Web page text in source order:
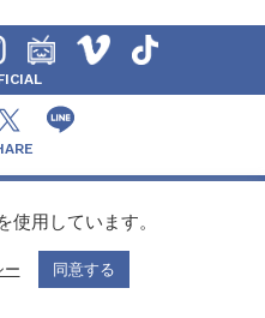
使用しています。
ー 同意する